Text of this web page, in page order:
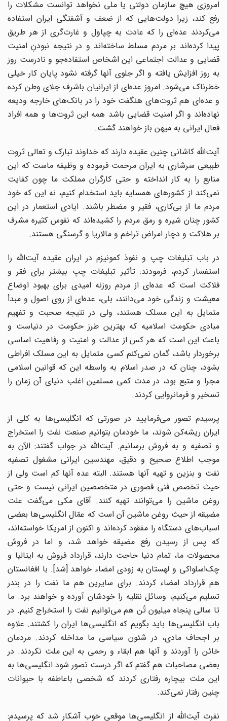
امروزی هیچ سازمان دولتی یا ملی نخواهد توانست مشکلات را
رفع کند، زیرا دولت‌هایی که از ضعف و آشفتگی ایران استفاده
می‌کردند عده‌‌ای را که عادت به چپاول و غارت‌گری از هر طریق
پیدا کرده‌اند بر مردم مسلط ساخته‌اند و در نتیجه نبودنِ امنیت
قضایی و عدالت اجتماعی این اشخاص استفاده‌جو و نادرست روز
به روز افزایش یافته و اگر جلوی آنها گرفته نشود پایان کار خیلی
خطرناک می‌شود. امروز عده‌ای از ایرانیان باشرف جلای وطن کرده
و عده‌ای هم ثروت‌های هنگفت خود را در بانک‌های خارجه ودیعه
نهاده‌اند و اگر امنیت قضایی باشد همه این ثروت‌ها و همه افراد
فعال ایرانی به میهن باز خواهند گشت.
آیت‌الله کاشانی چنین عقیده دارند که خداوند تبارک و تعالی ثروت
طبیعی سرشاری به ایران مرحمت فرموده و وظیفه ماست که این
منابع را به کار انداخته و حتی کارگران مملکت ما چون کفایت
نمی‌کند از کشورهای همسایه باید استخدام کنیم، نه این که خود
مردم ما از بی‌کاری، فقیر و مضطر باشند. ایادی استعمار در این
کشور چنان شیره و رمق مردم را کشیده‌اند که نفوس کثیره مشرف
بر هلاکت و دچار امراض تراخم و مالاریا و گرسنگی هستند.
در باب تبلیغات چپ و نفوذ کمونیزم در ایران عقیده آیت‌الله را
استفسار کردم، فرمودند: تأثیر تبلیغات چپ بیشتر برای فقر و
فلاکت است که عده‌ای از مردم روزنه امیدی برای بهبود اوضاع
معیشت و زندگی خود می‌دانند، بلی، عده‌ای از روی اصول و مبدأ
متمایل به این مسلک هستند، ولی در نتیجه صحبت و تفهیم
مبادی حکومت اسلامیه که بهترین طرز حکومت در دنیاست و
باعث این است که هر کس از عدالت و امنیت و رفاهیت اساسی
برخوردار باشد، گمان نمی‌کنم کسی متمایل به این مسلک افراطی
بشود، چنان که در صدر اسلام به واسطه این که قوانین اسلامی
مجرا و متبع بود، در مدت کمی مسلمین اغلب دنیای آن زمان را
تسخیر و فرمانروایی کردند.
پرسیدم تصور می‌فرمایید در صورتی که انگلیسی‌ها به کلی از
ایران ریشه‌کن شوند، ما خودمان بتوانیم صنعت نفت را استخراج
و تصفیه و به فروش برسانیم. آیت‌الله در جواب گفتند: الآن به
موجب اطلاع صحیح و دقیق، مهندسین ایرانی مشغول تصفیه
نفت و بنزین و تهیه آنها هستند. البته عده آنها کم است ولی از
حیث تخصص فنی قصوری در متخصصین ایرانی نیست و حتی
روغن ماشین را می‌توانند تهیه کنند. آقای مکی می‌گفت علت
مضیقه از حیث روغن ماشین آن است که عمّال انگلیسی‌ها بعضی
اسباب‌های دستگاه را مفقود کرده‌اند و اکنون از امریکا خواسته‌اند،
که پس از رسیدن رفع مضیقه خواهد شد، و اما در فروش
محصولات ما، تمام دنیا حاجت دارند، قرارداد فروش به ایتالیا و
چک‌اسلواکی و لهستان به زودی امضاء خواهد [شد]. با افغانستان
هم قرارداد امضاء کردند. برای سایرین هم ما نفت را در بندر
تسلیم می‌کنیم، وسائل نقلیه را خودشان آورده و خواهند برد. ما
تا سالی پنجاه میلیون تُن هم می‌توانیم نفت را استخراج کنیم. در
باب انگلیسی‌ها باید بگویم که انگلیسی‌ها ایران را کشتند. علاوه
بر اجحاف مادی، در شئون سیاسی ما مداخله کردند. مردمان
خائن را آوردند و آنها هم ابقاء و رحمی به این ملت نکردند. در
بعضی مصاحبات هم گفتم که اگر درست تصور شود انگلیسی‌ها به
این ملت بیچاره رفتاری کردند که شخصی باعاطفه با حیوانات
چنین رفتار نمی‌کند.
نفرت آیت‌الله از انگلیسی‌ها موقعی خوب آشکار شد که پرسیدم: